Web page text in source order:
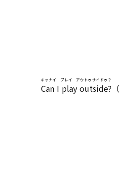
Can I play outside?
キャナイ プレイ アウトゥサイドゥ？